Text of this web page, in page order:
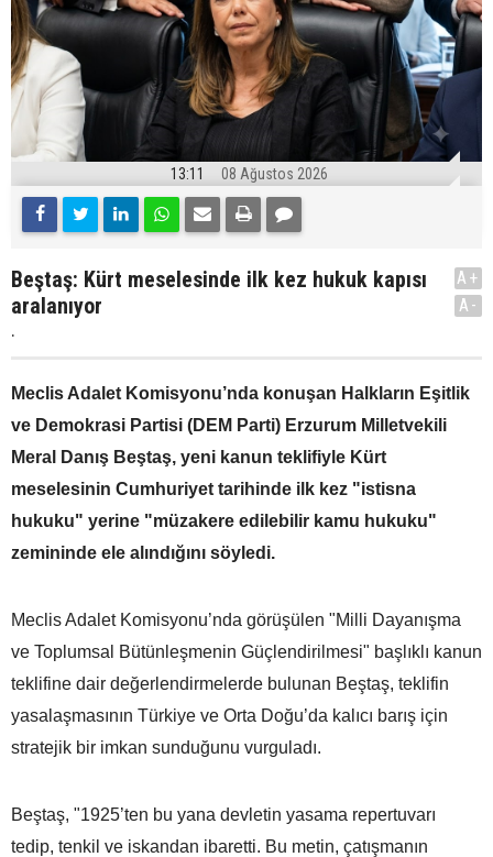
13:11 08 Ağustos 2026
Beştaş: Kürt meselesinde ilk kez hukuk kapısı
aralanıyor
.
A+
A-
Meclis Adalet Komisyonu’nda konuşan Halkların Eşitlik
ve Demokrasi Partisi (DEM Parti) Erzurum Milletvekili
Meral Danış Beştaş, yeni kanun teklifiyle Kürt
meselesinin Cumhuriyet tarihinde ilk kez "istisna
hukuku" yerine "müzakere edilebilir kamu hukuku"
zemininde ele alındığını söyledi.
Meclis Adalet Komisyonu’nda görüşülen "Milli Dayanışma
ve Toplumsal Bütünleşmenin Güçlendirilmesi" başlıklı kanun
teklifine dair değerlendirmelerde bulunan Beştaş, teklifin
yasalaşmasının Türkiye ve Orta Doğu’da kalıcı barış için
stratejik bir imkan sunduğunu vurguladı.
Beştaş, "1925’ten bu yana devletin yasama repertuvarı
tedip, tenkil ve iskandan ibaretti. Bu metin, çatışmanın